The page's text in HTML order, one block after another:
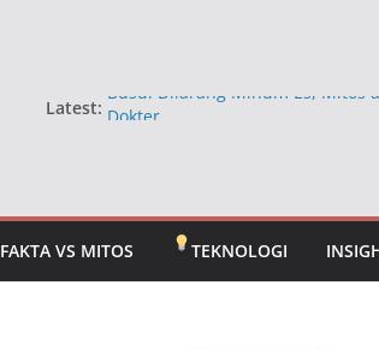
Latest: Busui Dilarang Minum Es, Mitos
Berbahaya bagi Kesehatan?
Mitos Rabun Jauh yang Masih
Dokter Ungkap Khasiat Vitamin
FAKTA VS MITOS TEKNOLOGI